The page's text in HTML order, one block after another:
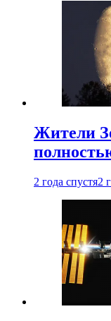
Жители
2 года спустя2